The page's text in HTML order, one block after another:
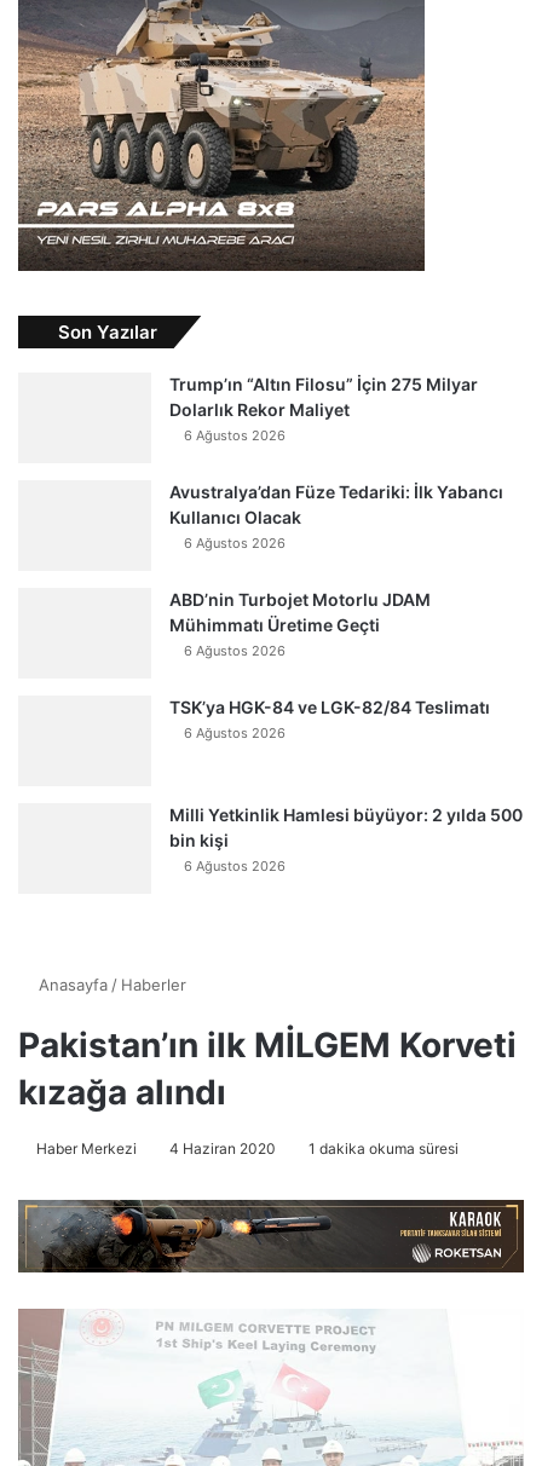
Son Yazılar
Trump’ın “Altın Filosu” İçin 275 Milyar
Dolarlık Rekor Maliyet
6 Ağustos 2026
Avustralya’dan Füze Tedariki: İlk Yabancı
Kullanıcı Olacak
6 Ağustos 2026
ABD’nin Turbojet Motorlu JDAM
Mühimmatı Üretime Geçti
6 Ağustos 2026
TSK’ya HGK-84 ve LGK-82/84 Teslimatı
6 Ağustos 2026
Milli Yetkinlik Hamlesi büyüyor: 2 yılda 500
bin kişi
6 Ağustos 2026